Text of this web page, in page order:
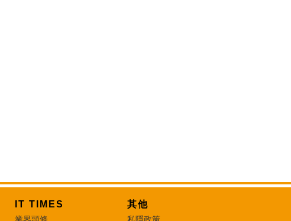
IT TIMES
業界頭條
其他
私隱政策